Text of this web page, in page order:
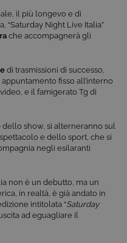
il più longevo e di
“Saturday Night Live Italia”
che accompagnerà gli
di trasmissioni di successo,
fisso all’interno
e il famigerato Tg di
dello show, si alterneranno sul
e dello sport, che si
negli esilaranti
non è un debutto, ma un
in realtà, è già andato in
intitolata “Saturday
ad eguagliare il